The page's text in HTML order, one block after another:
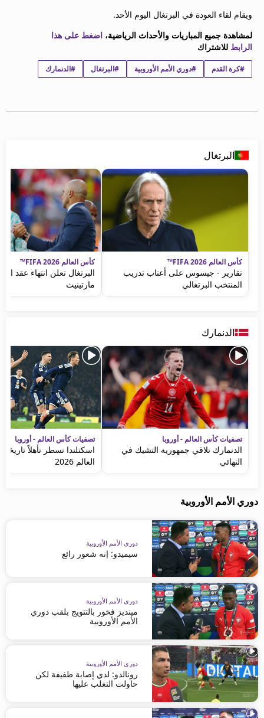
ويقام لقاء العودة في البرتغال اليوم الأحد.
لمشاهدة جميع المباريات والأحداث الرياضية، اضغط على هذا
الرابط للاشتراك
#كرة القدم #دوري الأمم الأوروبية #البرتغال #الدنمارك
البرتغال
كأس العالم FIFA 2026™
تقارير - جيسوس على أعتاب تدريب
المنتخب البرتغالي
كأس العالم FIFA 2026™
البرتغال تعلن انتهاء عقد
مارتينيث
الدنمارك
تصفيات كأس العالم - أوروبا
الدنمارك تلاقي جمهورية التشيك في
النهائي
تصفيات كأس العالم - أوروبا
اسكتلندا تسطر تأهلاً
العالم 2026
دوري الأمم الأوروبية
دوري الأمم الأوروبية
سيميدو: إنه شعور رائع
دوري الأمم الأوروبية
مينديز فخور بالتتويج بلقب دوري
الأمم الأوروبية
دوري الأمم الأوروبية
رونالدو: لدي إصابة طفيفة لكن
حاولت التغلب عليها